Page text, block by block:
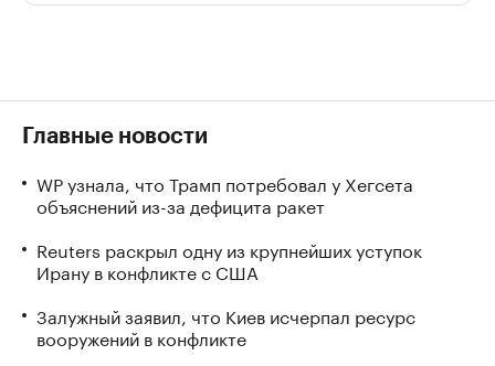
Главные новости
WP узнала, что Трамп потребовал у Хегсета
объяснений из-за дефицита ракет
Reuters раскрыл одну из крупнейших уступок
Ирану в конфликте с США
Залужный заявил, что Киев исчерпал ресурс
вооружений в конфликте